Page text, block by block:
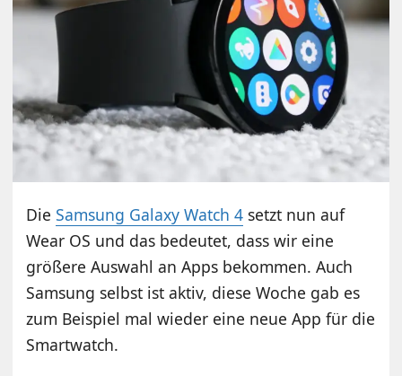
DieSamsung Galaxy Watch 4 setzt nun auf
Wear OS und das bedeutet, dass wir eine
größere Auswahl an Apps bekommen. Auch
Samsung selbst ist aktiv, diese Woche gab es
zum Beispiel mal wieder eine neue App für die
Smartwatch.